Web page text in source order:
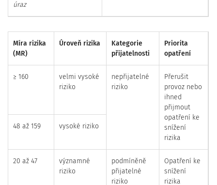
úraz
Míra rizika
(MR)
Úroveň rizika
Kategorie
přijatelnosti
Priorita
opatření
≥ 160
velmi vysoké
riziko
nepřijatelné
riziko
Přerušit
provoz nebo
ihned
přijmout
opatření ke
snížení
rizika
48 až 159 vysoké riziko
20 až 47
významné
riziko
podmíněně
přijatelné
riziko
Opatření ke
snížení
rizika